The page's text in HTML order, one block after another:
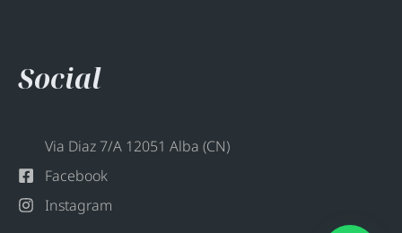
Social
Via Diaz 7/A 12051 Alba (CN)
Facebook
Instagram